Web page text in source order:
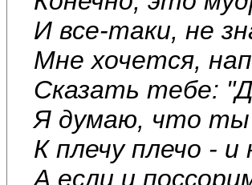
И все-таки, не
Мне хочется,
Сказать тебе:
Я думаю, что ты
К плечу плечо -
А если и